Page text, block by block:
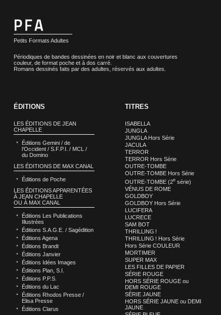
Petits Formats Adultes
Périodiques de bandes dessinées en noir et blanc aux couvertures
couleur, de format poche et à dos carré.
Romans dessinés faits par des adultes, réservés aux adultes.
ÉDITIONS
LES ÉDITIONS DE JEAN
CHAPELLE
Éditions Gemini / de
l’Occident / S.F.P.I. / MCL /
du Domino
LES ÉDITIONS DE MAX CANAL
Éditions de Poche
LES ÉDITIONS APPARENTÉES
À JEAN CHAPELLE
OU À MAX CANAL
Éditions Les Publications
Illustrées
Éditions S.A.G.E. / Sagédition
Éditions Agena
Éditions Brandt
Éditions Janvier
Éditions Idées Images
Éditions Plan, S.I.
Éditions P.P.S.
Éditions du Lac
Éditions Rhodos Presse /
Elisa Presse
Éditions Clarus
TITRES
ISABELLA
JUNGLA
JUNGLA Hors Série
JACULA
TERROR
TERROR Hors Série
OUTRE-TOMBE
OUTRE-TOMBE Hors Série
OUTRE-TOMBE (2esérie)
VÉNUS DE ROME
GOLDBOY
GOLDBOY Hors Série
LUCIFERA
LUCRECE
SAM BOT
THRILLING !
THRILLING ! Hors Série
Hors Série COULEUR
MORTIMER
SUPER MAX
LES FILLES DE PAPIER
SÉRIE ROUGE
HORS SÉRIE ROUGE ou
DEMI ROUGE
SÉRIE JAUNE
HORS SÉRIE JAUNE ou DEMI
JAUNE